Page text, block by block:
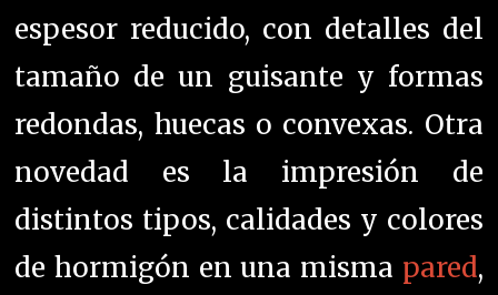
espesor reducido, con detalles del
tamaño de un guisante y formas
redondas, huecas o convexas. Otra
novedad es la impresión de
distintos tipos, calidades y colores
de hormigón en una misma pared,